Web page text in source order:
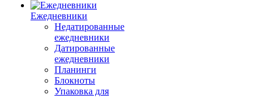
Ежедневники
Недатированные
ежедневники
Датированные
ежедневники
Планинги
Блокноты
Упаковка для